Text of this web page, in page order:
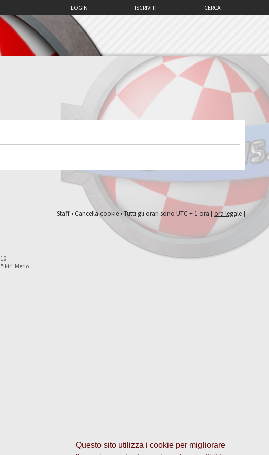
Questo sito utilizza i cookie per migliorare
CERCA
ISCRIVITI
LOGIN
Staff•Cancella cookie• Tutti gli orari sono UTC + 1 ora [ ora legale]
Merlo